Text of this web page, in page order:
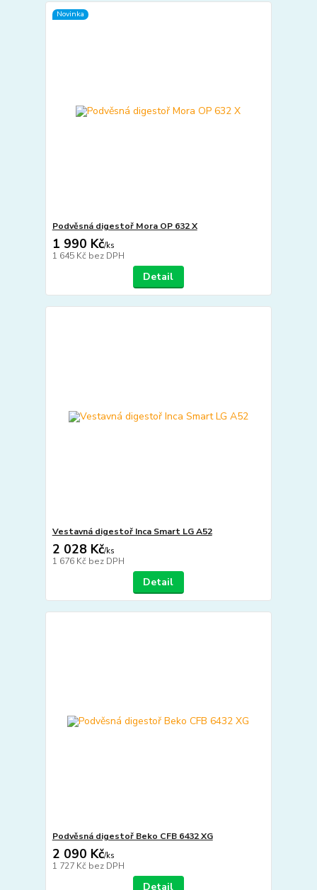
Novinka
Podvěsná digestoř Mora OP 632 X
1 990 Kč/ks
1 645 Kč bez DPH
Detail
Vestavná digestoř Inca Smart LG A52
2 028 Kč/ks
1 676 Kč bez DPH
Detail
Podvěsná digestoř Beko CFB 6432 XG
2 090 Kč/ks
1 727 Kč bez DPH
Detail